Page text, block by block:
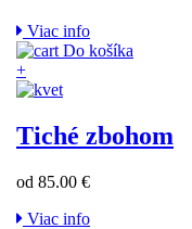
Viac info
Do košíka
+
Tiché zbohom
od 85.00 €
Viac info